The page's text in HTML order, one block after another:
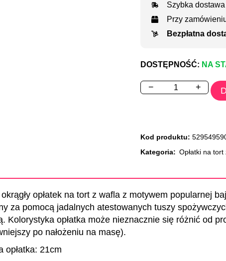
Szybka
Przy
Bezpłatna
DOSTĘPNOŚĆ: NA
− +
Kod produktu:
Kategoria: Opłatki na tort
opłatek na tort z wafla z motywem popularnej
za pomocą jadalnych atestowanych tuszy
Kolorystyka opłatka może nieznacznie się różnić od
po nałożeniu na masę).
opłatka: 21cm